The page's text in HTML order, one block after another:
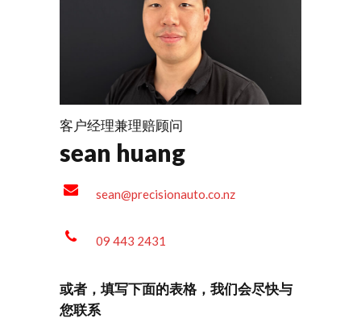
客户经理兼理赔顾问
sean huang
sean@precisionauto.co.nz
09 443 2431
或者，填写下面的表格，我们会尽快与
您联系